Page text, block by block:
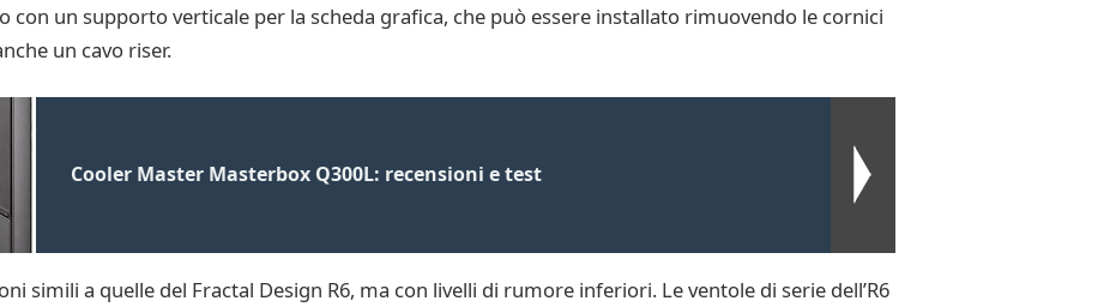
con un supporto verticale per la scheda grafica, che può essere installato rimuovendo le cornici
un cavo riser.
Cooler Master Masterbox Q300L: recensioni e test
simili a quelle del Fractal Design R6, ma con livelli di rumore inferiori. Le ventole di serie dell’R6